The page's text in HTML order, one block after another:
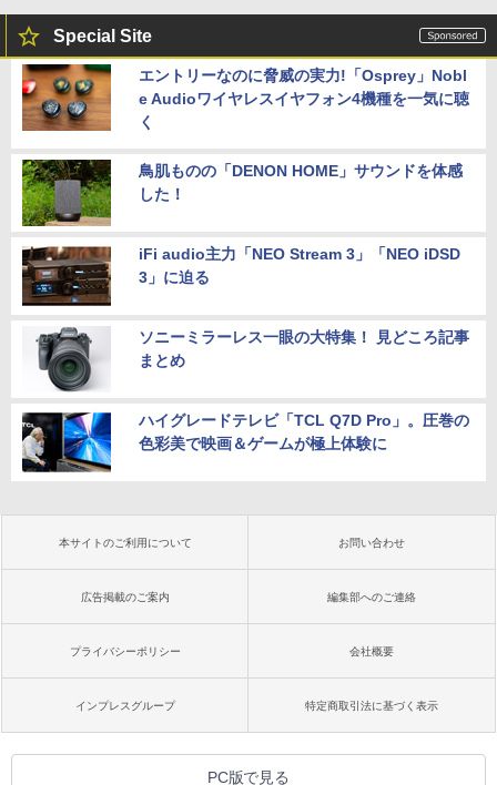
Special Site
エントリーなのに脅威の実力!「Osprey」Nobl
e Audioワイヤレスイヤフォン4機種を一気に聴
く
鳥肌ものの「DENON HOME」サウンドを体感
した！
iFi audio主力「NEO Stream 3」「NEO iDSD
3」に迫る
ソニーミラーレス一眼の大特集！ 見どころ記事
まとめ
ハイグレードテレビ「TCL Q7D Pro」。圧巻の
色彩美で映画＆ゲームが極上体験に
本サイトのご利用について お問い合わせ
広告掲載のご案内 編集部へのご連絡
プライバシーポリシー 会社概要
インプレスグループ 特定商取引法に基づく表示
PC版で見る